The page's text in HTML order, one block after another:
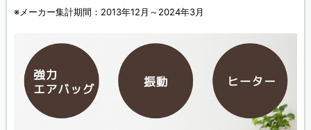
※メーカー集計期間：2013年12月～2024年3月